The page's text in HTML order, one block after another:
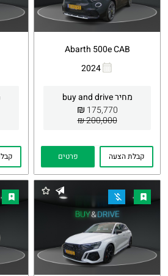
Abarth 500e CAB
2024
מחיר buy and drive
175,770
₪
200,000 ₪
Whatsapp
קבלת הצעה פרטים